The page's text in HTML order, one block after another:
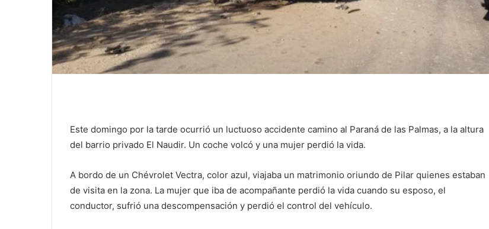
Este domingo por la tarde ocurrió un luctuoso accidente camino al Paraná de las Palmas, a la altura
del barrio privado El Naudir. Un coche volcó y una mujer perdió la vida.
A bordo de un Chévrolet Vectra, color azul, viajaba un matrimonio oriundo de Pilar quienes estaban
de visita en la zona. La mujer que iba de acompañante perdió la vida cuando su esposo, el
conductor, sufrió una descompensación y perdió el control del vehículo.